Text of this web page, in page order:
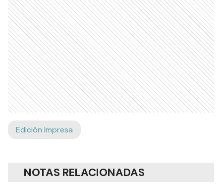
Edición Impresa
NOTAS RELACIONADAS